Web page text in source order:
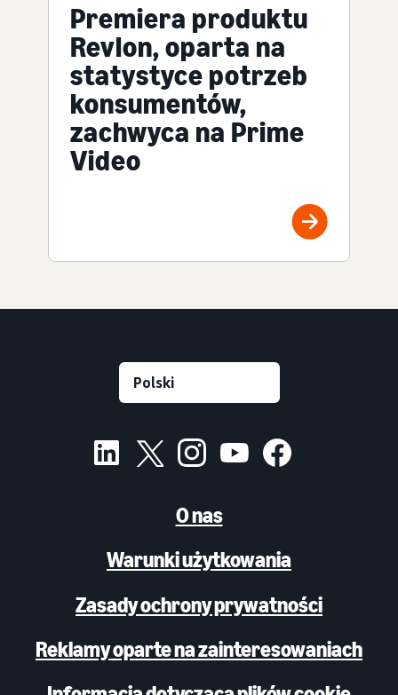
Premiera produktu
Revlon, oparta na
statystyce potrzeb
konsumentów,
zachwyca na Prime
Video
O nas
Warunki użytkowania
Zasady ochrony prywatności
Reklamy oparte na zainteresowaniach